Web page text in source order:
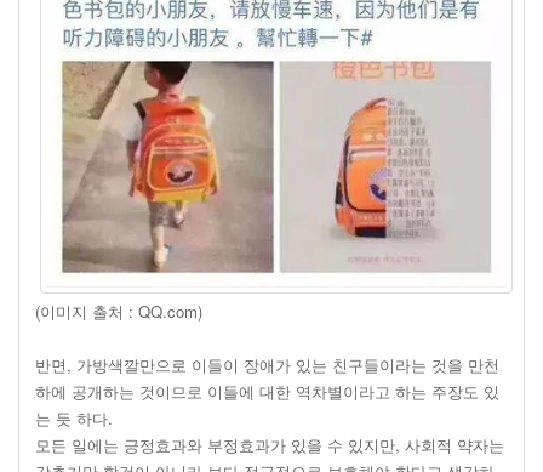
(이미지 출처 : QQ.com)
반면, 가방색깔만으로 이들이 장애가 있는 친구들이라는 것을 만천
하에 공개하는 것이므로 이들에 대한 역차별이라고 하는 주장도 있
는 듯 하다.
모든 일에는 긍정효과와 부정효과가 있을 수 있지만, 사회적 약자는